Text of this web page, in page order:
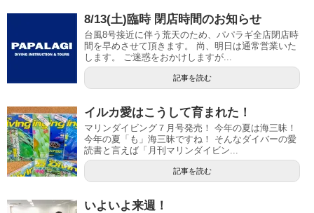
8/13(土)臨時 閉店時間のお知らせ
台風8号接近に伴う荒天のため、パパラギ全店閉店時
間を早めさせて頂きます。 尚、明日は通常営業いた
します。 ご迷惑をおかけしますが...
記事を読む
イルカ愛はこうして育まれた！
マリンダイビング７月号発売！ 今年の夏は海三昧！
今年の夏「も」海三昧ですね！ そんなダイバーの愛
読書と言えば「月刊マリンダイビン...
記事を読む
いよいよ来週！